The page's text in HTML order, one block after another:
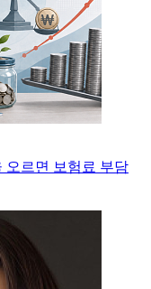
오르면 보험료 부담